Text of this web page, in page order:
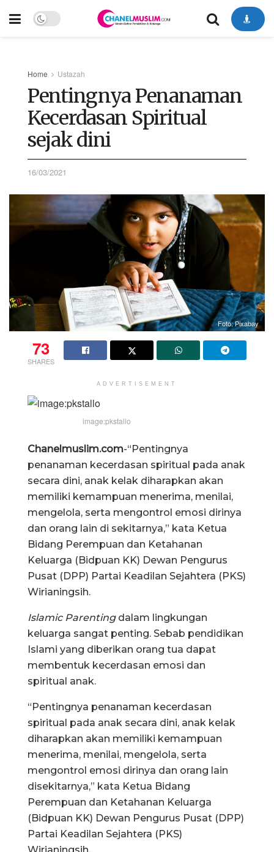
Home Ustazah
Pentingnya Penanaman
Kecerdasan Spiritual
sejak dini
16/03/2021
Foto: Pixabay
73
SHARES
ADVERTISEMENT
image:pkstallo
Chanelmuslim.com-“Pentingnya
penanaman kecerdasan spiritual pada anak
secara dini, anak kelak diharapkan akan
memiliki kemampuan menerima, menilai,
mengelola, serta mengontrol emosi dirinya
dan orang lain di sekitarnya,” kata Ketua
Bidang Perempuan dan Ketahanan
Keluarga (Bidpuan KK) Dewan Pengurus
Pusat (DPP) Partai Keadilan Sejahtera (PKS)
Wirianingsih.
Islamic Parentingdalam lingkungan
keluarga sangat penting. Sebab pendidikan
Islami yang diberikan orang tua dapat
membentuk kecerdasan emosi dan
spiritual anak.
“Pentingnya penanaman kecerdasan
spiritual pada anak secara dini, anak kelak
diharapkan akan memiliki kemampuan
menerima, menilai, mengelola, serta
mengontrol emosi dirinya dan orang lain
disekitarnya,” kata Ketua Bidang
Perempuan dan Ketahanan Keluarga
(Bidpuan KK) Dewan Pengurus Pusat (DPP)
Partai Keadilan Sejahtera (PKS)
Wirianingsih.